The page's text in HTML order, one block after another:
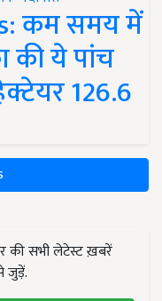
कम समय में
की ये पांच
126.6
की सभी लेटेस्ट ख़बरें
जुड़ें.